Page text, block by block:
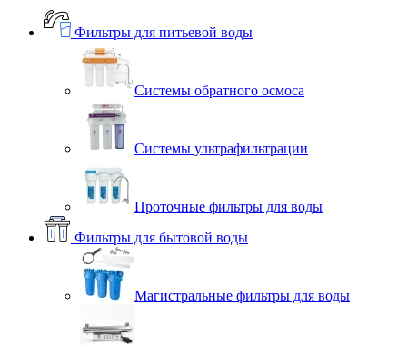
Фильтры для питьевой воды
Системы обратного осмоса
Системы ультрафильтрации
Проточные фильтры для воды
Фильтры для бытовой воды
Магистральные фильтры для воды